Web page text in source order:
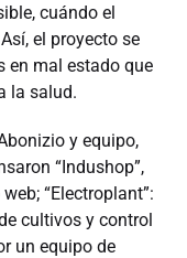
cuándo el
el proyecto se
en mal estado que
la salud.
y equipo,
“Indushop”,
“Electroplant”:
cultivos y control
un equipo de